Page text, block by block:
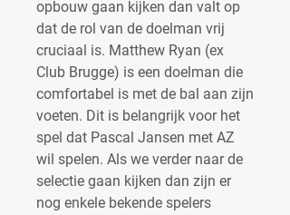
opbouw gaan kijken dan valt op
dat de rol van de doelman vrij
cruciaal is. Matthew Ryan (ex
Club Brugge) is een doelman die
comfortabel is met de bal aan zijn
voeten. Dit is belangrijk voor het
spel dat Pascal Jansen met AZ
wil spelen. Als we verder naar de
selectie gaan kijken dan zijn er
nog enkele bekende spelers